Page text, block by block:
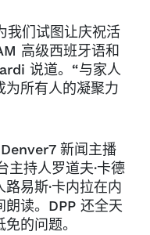
我们试图让庆祝活
高级西班牙语和
说道。“与家人
为所有人的凝聚力
新闻主播
主持人罗道夫·卡德
易斯·卡内拉在内
朗读。DPP 还全天
的问题。